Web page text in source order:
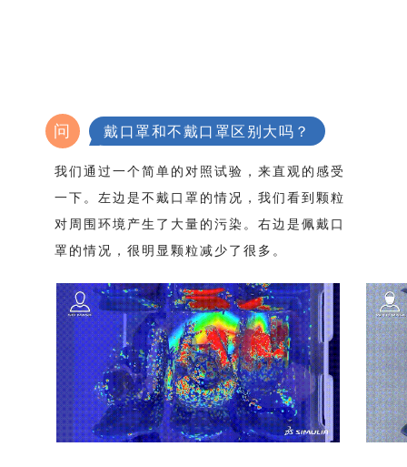
问 戴口罩和不戴口罩区别大吗？
我们通过一个简单的对照试验，来直观的感受
一下。左边是不戴口罩的情况，我们看到颗粒
对周围环境产生了大量的污染。右边是佩戴口
罩的情况，很明显颗粒减少了很多。